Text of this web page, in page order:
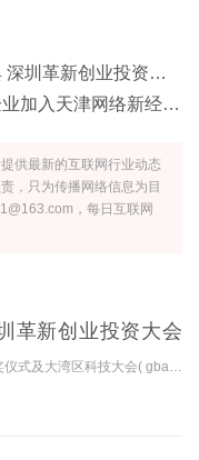
会颁奖典礼暨大湾区科技大会
络新经济人才革新创业联盟
供最新的互联网行业动态
，只为传播网络信息为目
，每日互联网
革新创业投资大会
年12月17日至18日，深圳创新创业投资大会颁奖仪式及大湾区科技大会( gbas )在深圳福田香格里拉酒店圆满举行。 在这次活动中，成功举办了5届大湾区科技大会( gbas )和深圳创新创业投资